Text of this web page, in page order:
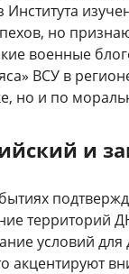
но
военные
ВСУ в
но и по
и
территорий
условий
акцентируют